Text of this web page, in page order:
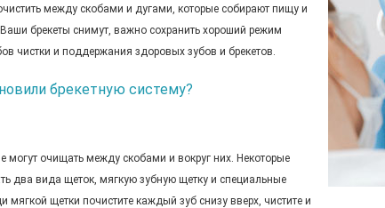
между скобами и дугами, которые собирают пищу и
брекеты снимут, важно сохранить хороший режим
чистки и поддержания здоровых зубов и брекетов.
брекетную систему?
очищать между скобами и вокруг них. Некоторые
два вида щеток, мягкую зубную щетку и специальные
щетки почистите каждый зуб снизу вверх, чистите и